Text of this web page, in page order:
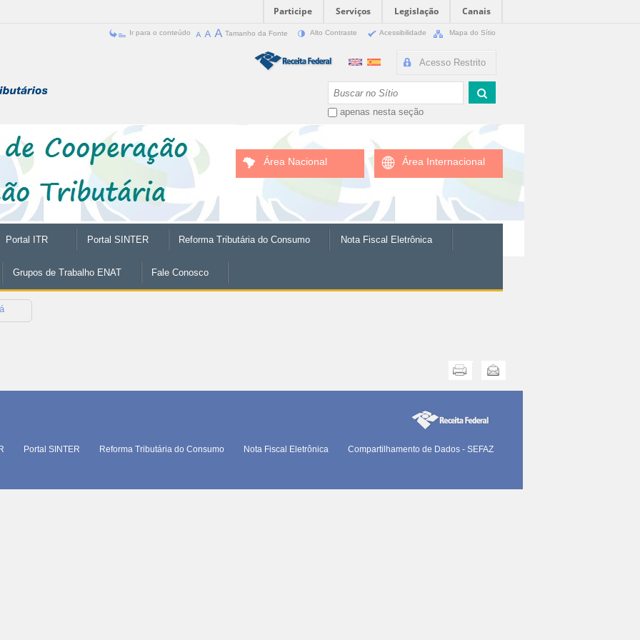
Participe Serviços Legislação
Canais
Ir para o conteúdo Tamanho da Fonte Alto Contraste Acessibilidade Mapa do Sítio
Acesso Restrito
apenas nesta seção
Área Nacional Área Internacional
Portal ITR Portal SINTER Reforma Tributária do Consumo Nota Fiscal Eletrônica
Grupos de Trabalho ENAT Fale Conosco
Enviar
Portal SINTER Reforma Tributária do Consumo Nota Fiscal Eletrônica
Compartilhamento de Dados - SEFAZ